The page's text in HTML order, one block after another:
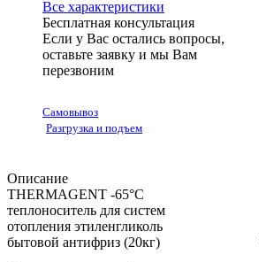
Все характеристики
Бесплатная консультация
Если у Вас остались вопросы,
оставьте заявку и мы Вам
перезвоним
Самовывоз
Разгрузка и подъем
Описание
THERMAGENT -65°C
теплоноситель для систем
отопления этиленгликоль
бытовой антифриз (20кг)